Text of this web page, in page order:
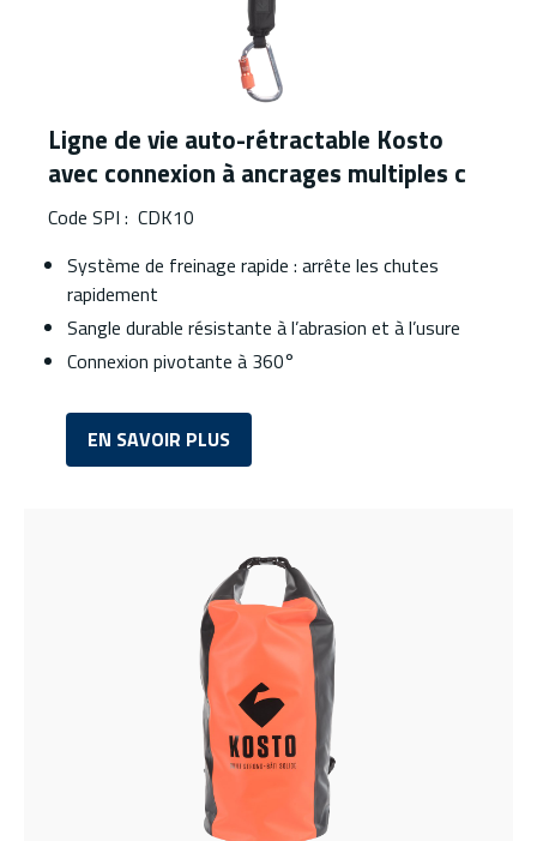
Ligne de vie auto-rétractable Kosto
avec connexion à ancrages multiples c
Code SPI : CDK10
Système de freinage rapide : arrête les chutes
rapidement
Sangle durable résistante à l’abrasion et à l’usure
Connexion pivotante à 360°
EN SAVOIR PLUS